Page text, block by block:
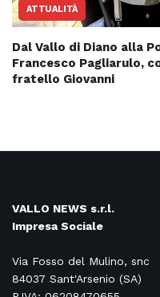
ATTUALITÀ
Dal Vallo di Diano alla
Francesco Pagliarulo,
fratello Giovanni
VALLO NEWS s.r.l.
Impresa Sociale
Via Fosso del Mulino, snc
84037 Sant'Arsenio (SA)